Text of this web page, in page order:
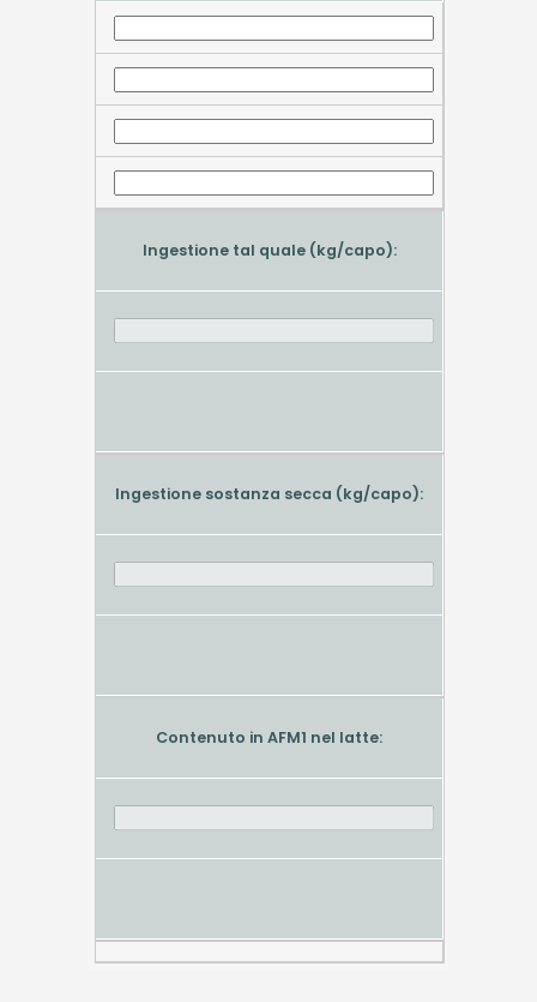
Ingestione tal quale (kg/capo):
Ingestione sostanza secca (kg/capo):
Contenuto in AFM1 nel latte: